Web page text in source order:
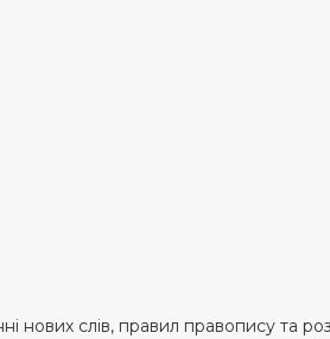
нових слів, правил правопису та